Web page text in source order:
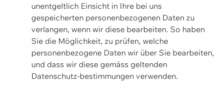
unentgeltlich Einsicht in Ihre bei uns
gespeicherten personenbezogenen Daten zu
verlangen, wenn wir diese bearbeiten. So haben
Sie die Möglichkeit, zu prüfen, welche
personenbezogene Daten wir über Sie bearbeiten,
und dass wir diese gemäss geltenden
Datenschutz-bestimmungen verwenden.